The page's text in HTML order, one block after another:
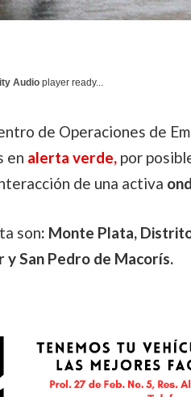
Audioplayer ready...
de Operaciones de
en alerta verde,por
de una activa
son: Monte Plata,
San Pedro de Macorís.